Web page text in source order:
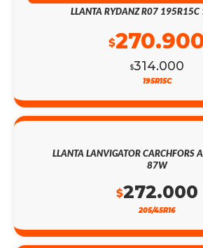
LLANTA RYDANZ R07
$314.000
$
195R15C
LLANTA LANVIGATOR
87W
$272.000
205/45R16